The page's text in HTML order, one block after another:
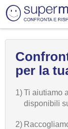
per la
1)Ti aiutiamo
disponibili
2)